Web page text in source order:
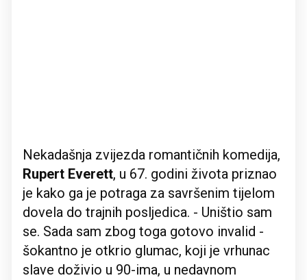
Nekadašnja zvijezda romantičnih komedija,
Rupert Everett, u 67. godini života priznao
je kako ga je potraga za savršenim tijelom
dovela do trajnih posljedica. - Uništio sam
se. Sada sam zbog toga gotovo invalid -
šokantno je otkrio glumac, koji je vrhunac
slave doživio u 90-ima, u nedavnom